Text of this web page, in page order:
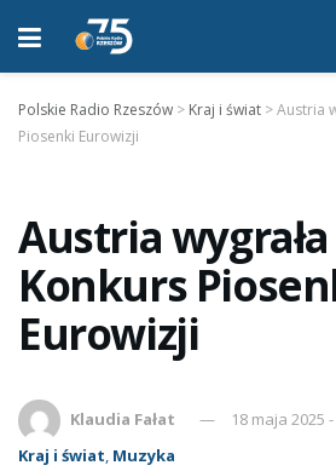
Polskie Radio Rzeszów > Kraj i świat >Austria
Piosenki Eurowizji
Austria wygrała
Konkurs
Eurowizji
Klaudia Fałat
18 maja 2025
Kraj i świat, Muzyka